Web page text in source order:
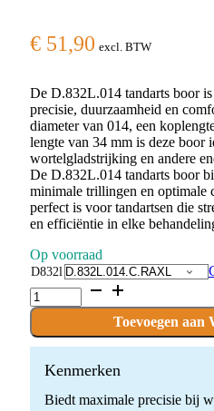
€ 51,90 excl. BTW
De D.832L.014 tandarts boor
precisie, duurzaamheid en
diameter van 014, een
lengte van 34 mm is deze boor
wortelgladstrijking en andere
De D.832L.014 tandarts boor
minimale trillingen en optimale
perfect is voor tandartsen die
en efficiëntie in elke
Op voorraad
D832l
D.832L
x
boren
quantity
Toevoegen aan
Kenmerken
Biedt maximale precisie bij